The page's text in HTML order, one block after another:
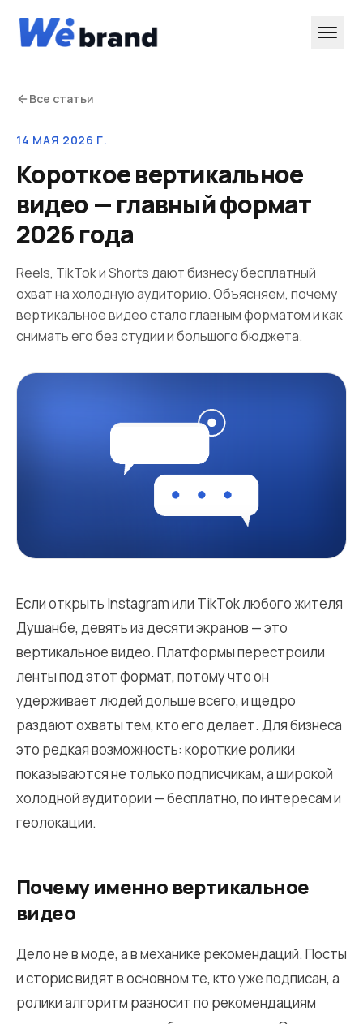
Все статьи
14 МАЯ 2026 Г.
Короткое вертикальное
видео — главный формат
2026 года
Reels, TikTok и Shorts дают бизнесу бесплатный
охват на холодную аудиторию. Объясняем, почему
вертикальное видео стало главным форматом и как
снимать его без студии и большого бюджета.
Если открыть Instagram или TikTok любого жителя
Душанбе, девять из десяти экранов — это
вертикальное видео. Платформы перестроили
ленты под этот формат, потому что он
удерживает людей дольше всего, и щедро
раздают охваты тем, кто его делает. Для бизнеса
это редкая возможность: короткие ролики
показываются не только подписчикам, а широкой
холодной аудитории — бесплатно, по интересам и
геолокации.
Почему именно вертикальное
видео
Дело не в моде, а в механике рекомендаций. Посты
и сторис видят в основном те, кто уже подписан, а
ролики алгоритм разносит по рекомендациям